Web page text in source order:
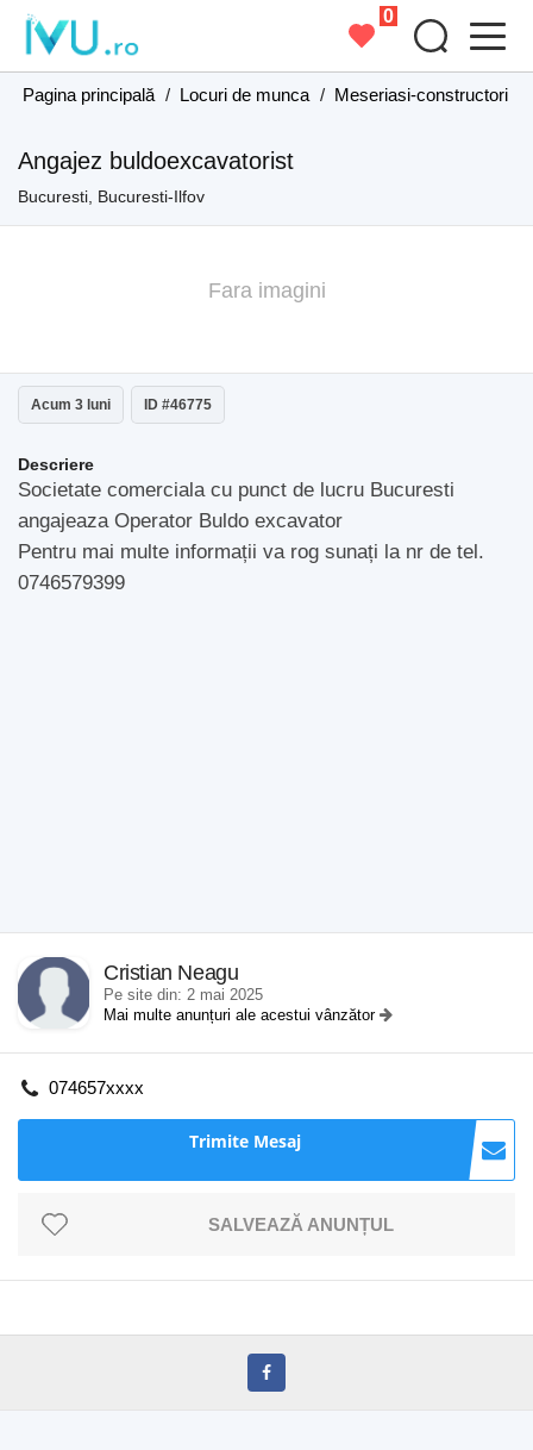
0
Pagina principală / Locuri de munca / Meseriasi-constructori
Angajez buldoexcavatorist
Bucuresti, Bucuresti-Ilfov
Fara imagini
Acum 3 luni ID #46775
Descriere
Societate comerciala cu punct de lucru Bucuresti
angajeaza Operator Buldo excavator
Pentru mai multe informații va rog sunați la nr de tel.
0746579399
Cristian Neagu
Pe site din: 2 mai 2025
Mai multe anunțuri ale acestui vânzător
074657xxxx
Trimite Mesaj
SALVEAZĂ ANUNȚUL